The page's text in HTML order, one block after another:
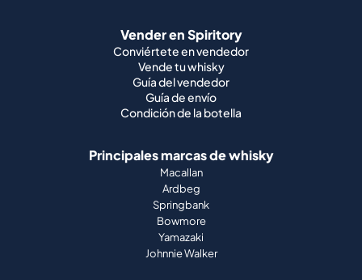
Vender en Spiritory
Conviértete en vendedor
Vende tu whisky
Guía del vendedor
Guía de envío
Condición de la botella
Principales marcas de whisky
Macallan
Ardbeg
Springbank
Bowmore
Yamazaki
Johnnie Walker